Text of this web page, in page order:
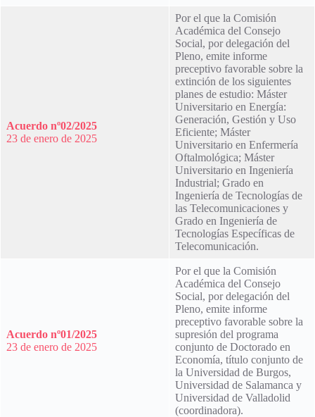
Acuerdo nº02/2025
23 de enero de 2025
Por el que la Comisión
Académica del Consejo
Social, por delegación del
Pleno, emite informe
preceptivo favorable sobre la
extinción de los siguientes
planes de estudio: Máster
Universitario en Energía:
Generación, Gestión y Uso
Eficiente; Máster
Universitario en Enfermería
Oftalmológica; Máster
Universitario en Ingeniería
Industrial; Grado en
Ingeniería de Tecnologías de
las Telecomunicaciones y
Grado en Ingeniería de
Tecnologías Específicas de
Telecomunicación.
Acuerdo nº01/2025
23 de enero de 2025
Por el que la Comisión
Académica del Consejo
Social, por delegación del
Pleno, emite informe
preceptivo favorable sobre la
supresión del programa
conjunto de Doctorado en
Economía, título conjunto de
la Universidad de Burgos,
Universidad de Salamanca y
Universidad de Valladolid
(coordinadora).